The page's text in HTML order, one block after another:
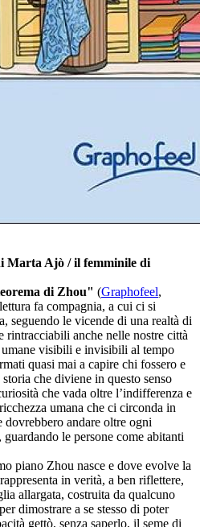
Marta Ajò / il femminile di
di Zhou" (Graphofeel,
fa compagnia, a cui ci si
seguendo le vicende di una realtà di
rintracciabili anche nelle nostre città
visibili e invisibili al tempo
quasi mai a capire chi fossero e
che diviene in questo senso
che vada oltre l’indifferenza e
umana che ci circonda in
dovrebbero andare oltre ogni
le persone come abitanti
piano Zhou nasce e dove evolve la
in verità, a ben riflettere,
allargata, costruita da qualcuno
dimostrare a se stesso di poter
gettò, senza saperlo, il seme di